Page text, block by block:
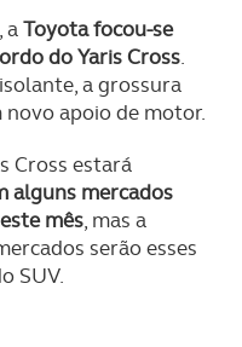
aToyota focou-se
do Yaris Cross.
a grossura
apoio de motor.
Cross estará
alguns mercados
mês, mas a
serão esses
SUV.